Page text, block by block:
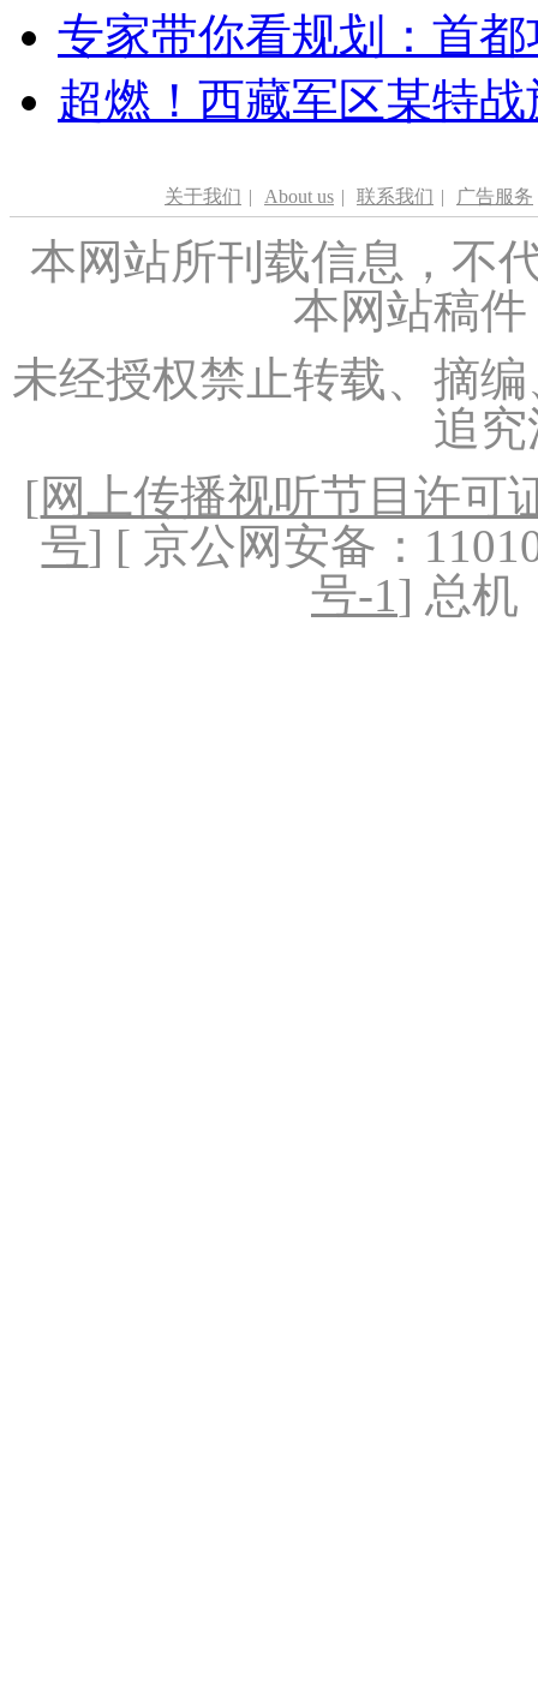
专家带你看规划：首
超燃！西藏军区某特
关于我们 | About us | 联系我们 | 广告服务
本网站所刊载信息，不
本网站稿
未经授权禁止转载、摘
追
[网上传播视听节目许可
号] [ 京公网安备：
号-1] 总机